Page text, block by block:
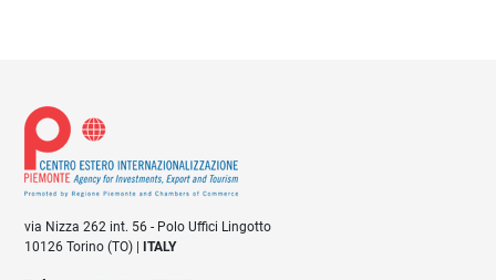
via Nizza 262 int. 56 - Polo Uffici Lingotto
10126 Torino (TO) |
ITALY